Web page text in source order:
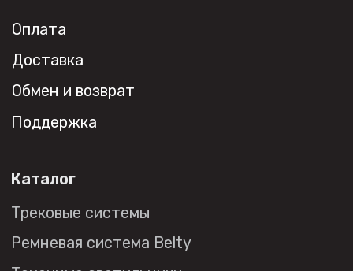
© 2026 DENKIRS
+7 (495) 108-49-68
Социальные сети
обработки персональных данных
Публичная оферта